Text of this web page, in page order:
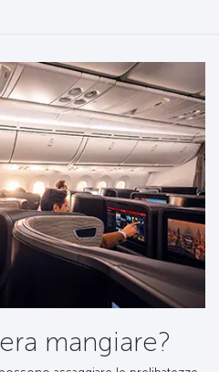
mangiare?